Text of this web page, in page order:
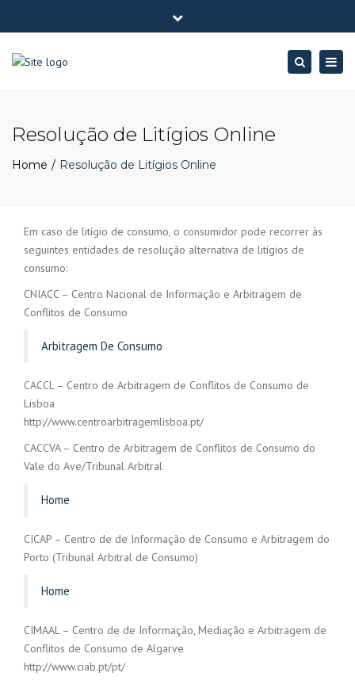
(+351) 213887547
dnscontabilidade@dnsbp.pt
Close
Search
Resolução de Litígios Online
Home Resolução de Litígios Online
Em caso de litígio de consumo, o consumidor pode recorrer às
seguintes entidades de resolução alternativa de litígios de
consumo:
CNIACC – Centro Nacional de Informação e Arbitragem de
Conflitos de Consumo
Arbitragem De Consumo
CACCL – Centro de Arbitragem de Conflitos de Consumo de
Lisboa
http://www.centroarbitragemlisboa.pt/
CACCVA – Centro de Arbitragem de Conflitos de Consumo do
Vale do Ave/Tribunal Arbitral
Home
CICAP – Centro de de Informação de Consumo e Arbitragem do
Porto (Tribunal Arbitral de Consumo)
Home
CIMAAL – Centro de de Informação, Mediação e Arbitragem de
Conflitos de Consumo de Algarve
http://www.ciab.pt/pt/